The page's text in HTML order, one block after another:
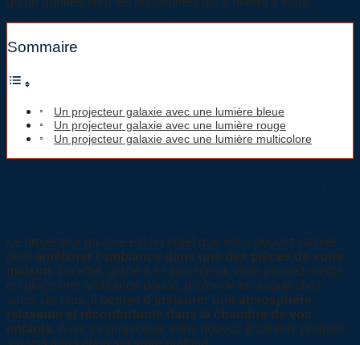
Sommaire
Un projecteur galaxie avec une lumière bleue
Un projecteur galaxie avec une lumière rouge
Un projecteur galaxie avec une lumière multicolore
Le projecteur galaxie est un objet que vous pouvez utiliser
pour améliorer l’ambiance dans une des pièces de votre
maison. En effet, grâce à ce projecteur, vous pouvez mettre
en place une ambiance douce, profonde et unique chez
vous. De plus, il permet d’instaurer une atmosphère
relaxante et réconfortante dans la chambre de vos
enfants. Avec ce projecteur, vous pouvez d’ailleurs projeter